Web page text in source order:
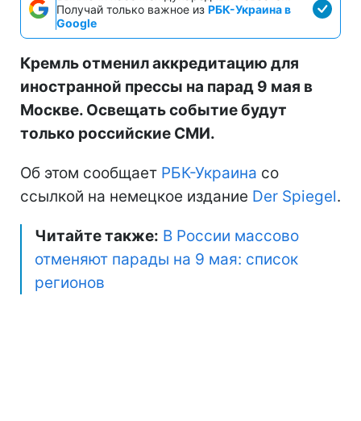
Получай только важное из РБК-Украина в
Google
Кремль отменил аккредитацию для
иностранной прессы на парад 9 мая в
Москве. Освещать событие будут
только российские СМИ.
Об этом сообщает РБК-Украина со
ссылкой на немецкое издание Der Spiegel.
Читайте также: В России массово
отменяют парады на 9 мая: список
регионов